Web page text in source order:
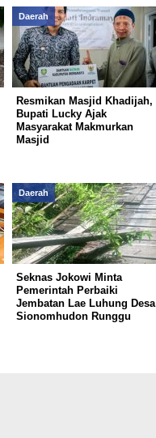
Daerah
Resmikan Masjid Khadijah,
Bupati Lucky Ajak
Masyarakat Makmurkan
Masjid
Daerah
Seknas Jokowi Minta
Pemerintah Perbaiki
Jembatan Lae Luhung Desa
Sionomhudon Runggu